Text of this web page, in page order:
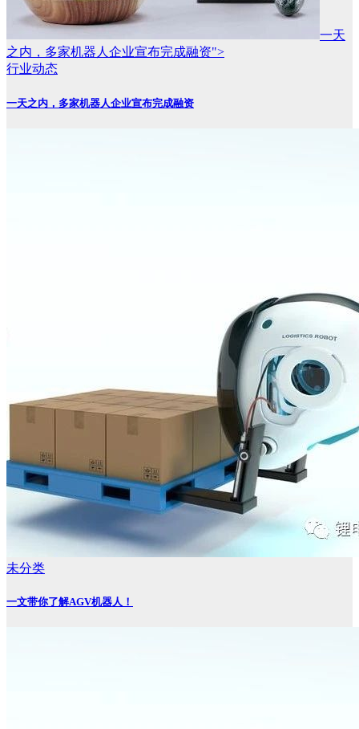
一天
之内，多家机器人企业宣布完成融资">
行业动态
一天之内，多家机器人企业宣布完成融资
未分类
一文带你了解AGV机器人！